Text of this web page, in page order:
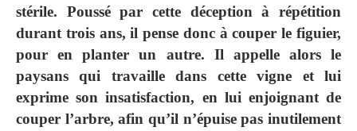
stérile. Poussé par cette déception à répétition
durant trois ans, il pense donc à couper le figuier,
pour en planter un autre. Il appelle alors le
paysans qui travaille dans cette vigne et lui
exprime son insatisfaction, en lui enjoignant de
couper l’arbre, afin qu’il n’épuise pas inutilement